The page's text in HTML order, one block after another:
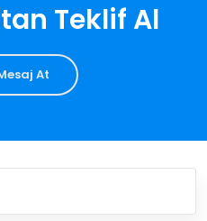
Teklif Al
At